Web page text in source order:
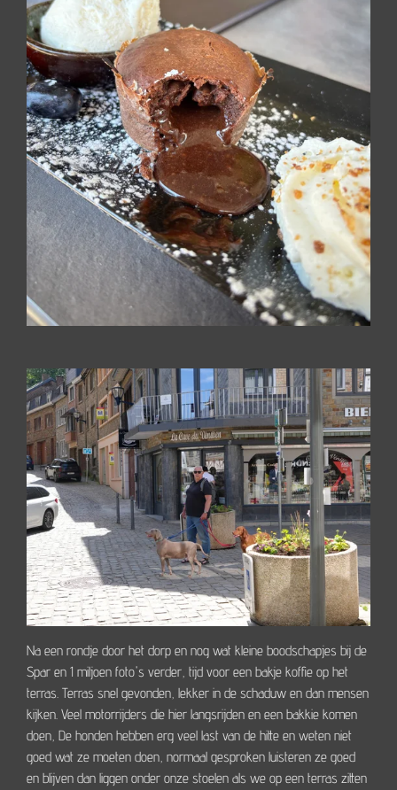
Na een rondje door het dorp en nog wat kleine boodschapjes bij de
Spar en 1 miljoen foto's verder, tijd voor een bakje koffie op het
terras. Terras snel gevonden, lekker in de schaduw en dan mensen
kijken. Veel motorrijders die hier langsrijden en een bakkie komen
doen, De honden hebben erg veel last van de hitte en weten niet
goed wat ze moeten doen, normaal gesproken luisteren ze goed
en blijven dan liggen onder onze stoelen als we op een terras zitten